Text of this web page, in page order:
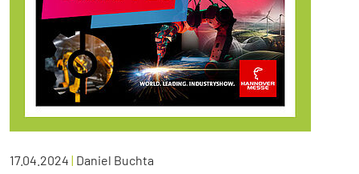
17.04.2024 | Daniel Buchta